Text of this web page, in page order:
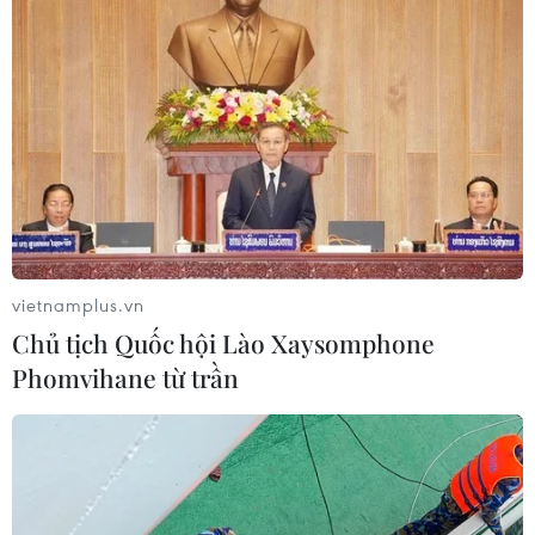
Bộ GD-ĐT tạm dừng xét tuyển đại
học với các thí sinh chuyên Tuyên
05/08/2026 03:16
Xem thêm
CƠ QUAN CHỦ QUẢN: THÔNG TẤN XÃ VIỆT NAM
Tổng Biên tập: TRẦN TIẾN DUẨN
Phó Tổng Biên tập: NGUYỄN THỊ TÁM, KHÚC THANH
vietnamplus.vn
Chủ tịch Quốc hội Lào Xaysomphone
Phomvihane từ trần